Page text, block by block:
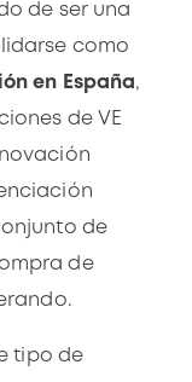
de ser una
como
en España,
de VE
de
de
tipo de